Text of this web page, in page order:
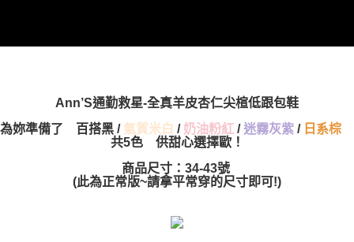
Ann’S通勤救星-全真羊皮杏仁尖楦低跟包鞋
為妳準備了 百搭黑 /氣質米白 / 奶油粉紅 / 迷霧灰紫 / 日系棕
共5色 供甜心選擇歐！
商品尺寸：34-43號
(此為正常版~請拿平常穿的尺寸即可!)